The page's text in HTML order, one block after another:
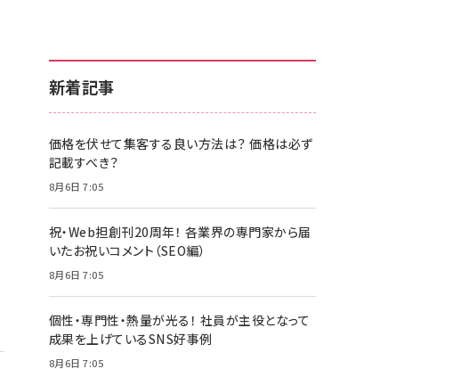
z世代 (1622)
meo (1275)
新着記事
価格を伏せて集客する良い方法は？ 価格は必ず
記載すべき？
8月6日 7:05
祝・Web担創刊20周年！ 各業界の専門家から届
いたお祝いコメント（SEO編）
8月6日 7:05
個性・専門性・熱量が光る！ 社員が主役となって
成果を上げているSNS好事例
8月6日 7:05